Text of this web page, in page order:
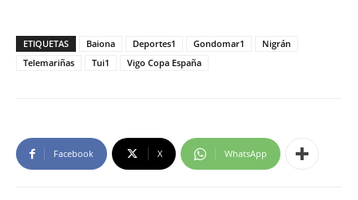
ETIQUETAS Baiona Deportes1 Gondomar1
Nigrán
Telemariñas
Tui1 Vigo Copa España
Facebook X WhatsApp